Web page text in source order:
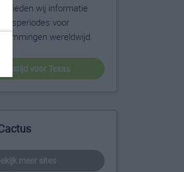
bieden wij informatie
reisperiodes voor
wereldwijd.
reistijd voor Texas
meer sites